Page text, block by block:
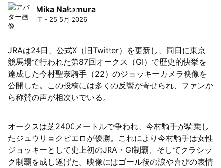
「人感センサー搭載ファン付LEDミニラ
#10 破産したカード決済代行大手
63者の負債総額は1151億円
Mika Nakamura
IT - 25 5月 2026
JRAは24日、公式X（旧Twitter）を更新し、同日に東京
競馬場で行われた第87回オークス（GI）で歴史的快挙を
達成した今村聖奈騎手（22）のジョッキーカメラ映像を
公開した。この投稿には多くの反響が寄せられ、ファンか
ら称賛の声が相次いでいる。
オークスは芝2400メートルで争われ、今村騎手が騎乗し
たジュウリョクピエロが優勝。これにより今村騎手は女性
ジョッキーとして史上初のJRA・GI制覇、そしてクラシッ
ク制覇を成し遂げた。映像にはゴール後の涙や喜びの表情